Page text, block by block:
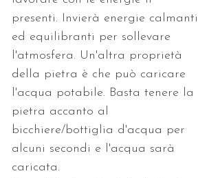
presenti. Invierà energie calmanti
ed equilibranti per sollevare
l'atmosfera. Un'altra proprietà
della pietra è che può caricare
l'acqua potabile. Basta tenere la
pietra accanto al
bicchiere/bottiglia d'acqua per
alcuni secondi e l'acqua sarà
caricata.